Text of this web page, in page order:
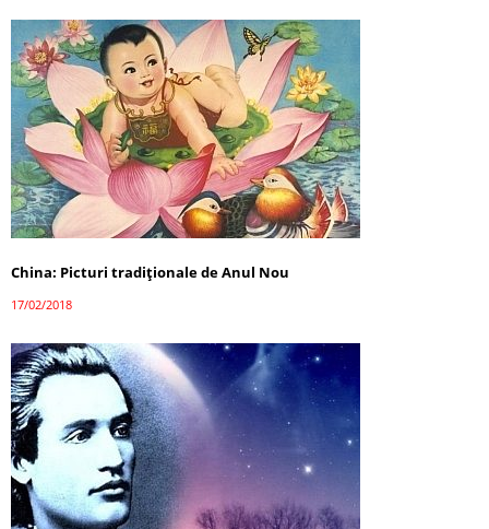
China: Picturi tradiționale de Anul Nou
17/02/2018